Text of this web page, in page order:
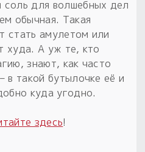
по системе Рез Рода:
книги
для волшебных дел
обычная. Такая
стать амулетом или
худа. А уж те, кто
знают, как часто
в такой бутылочке её и
куда угодно.
здесь!